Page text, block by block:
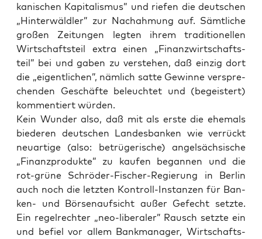
ka­ni­schen Kapi­ta­lis­mus” und rie­fen die deut­schen
„Hin­ter­wäld­ler” zur Nach­ah­mung auf. Sämt­li­che
gro­ßen Zei­tun­gen leg­ten ihrem tra­di­tio­nel­len
Wirt­schafts­teil extra einen „Finanz­wirt­schafts­
teil” bei und gaben zu ver­ste­hen, daß ein­zig dort
die „eigent­li­chen”, näm­lich sat­te Gewin­ne ver­spre­
chen­den Geschäf­te beleuch­tet und (begeis­tert)
kom­men­tiert würden.
Kein Wun­der also, daß mit als ers­te die ehe­mals
bie­de­ren deut­schen Lan­des­ban­ken wie ver­rückt
neu­ar­ti­ge (also: betrü­ge­ri­sche) angel­säch­si­sche
„Finanz­pro­duk­te” zu kau­fen began­nen und die
rot-grü­ne Schrö­der-Fischer-Regie­rung in Ber­lin
auch noch die letz­ten Kon­troll-Instan­zen für Ban­
ken- und Bör­sen­auf­sicht außer Gefecht setz­te.
Ein regel­rech­ter „neo-libe­ra­ler” Rausch setz­te ein
und befiel vor allem Bank­ma­na­ger, Wirt­schafts­